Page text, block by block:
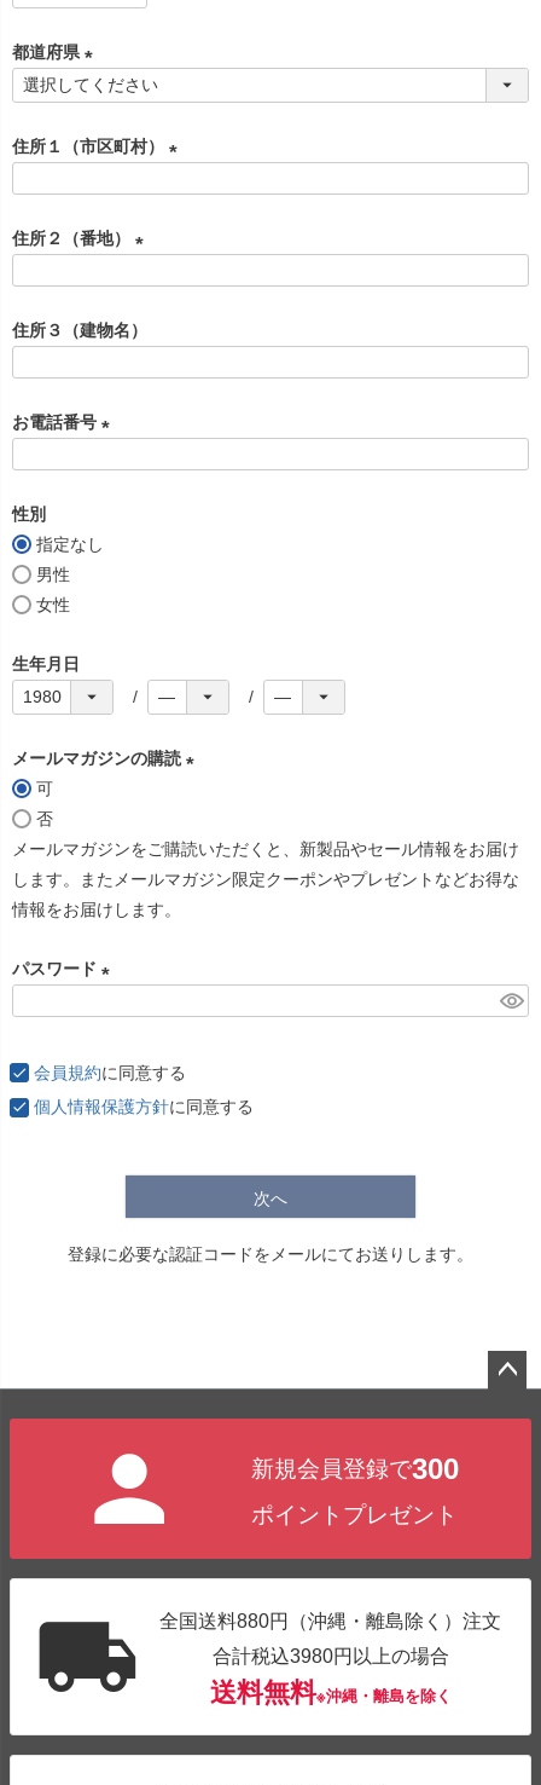
須
)
都道府県
(
須
住所１（市区町村）
住所２（番地）
須
住所３（建物名）
お電話番号
性別
指定なし
男性
女性
生年月日
メールマガジンの購読
須
)
可
否
メールマガジンをご購読いただくと、新製品やセール情報をお届け
します。またメールマガジン限定クーポンやプレゼントなどお得な
情報をお届けします。
パスワード
須
)
会員規約に同意する
個人情報保護方針に同意する
次へ
登録に必要な認証コードをメールにてお送りします。
新規会員登録で300
ポイントプレゼント
全国送料880円（沖縄・離島除く）注文
合計税込3980円以上の場合
送料無料※沖縄・離島を除く